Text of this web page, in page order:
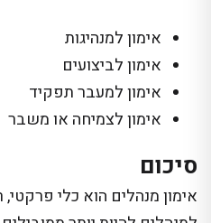
אימון למנהיגות
אימון לביצועים
אימון למעבר תפקיד
אימון לצמיחה או משבר
סיכום
אימון מנהלים הוא כלי